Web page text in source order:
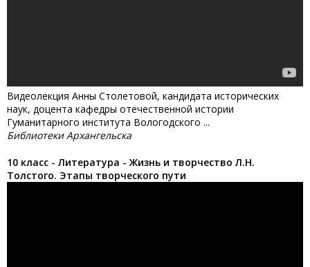
Видеолекция Анны Столетовой, кандидата исторических
наук, доцента кафедры отечественной истории
Гуманитарного института Вологодского ...
Библиотеки Архангельска
10 класс - Литература - Жизнь и творчество Л.Н.
Толстого. Этапы творческого пути